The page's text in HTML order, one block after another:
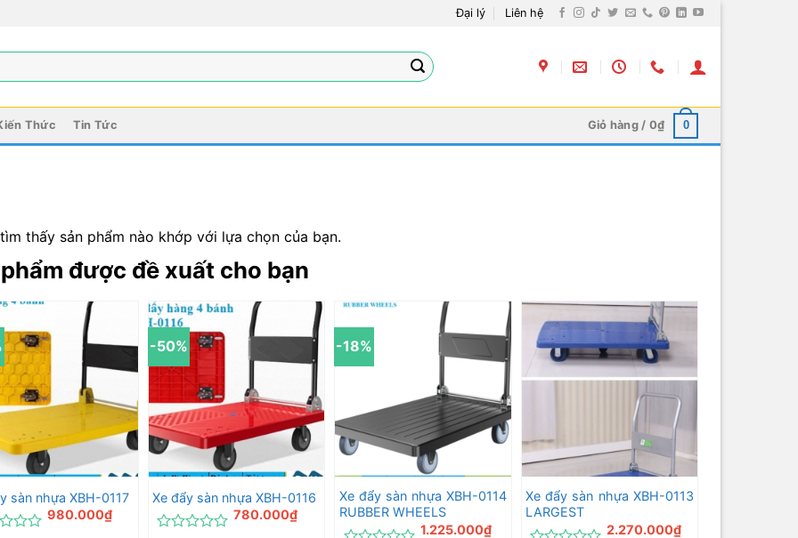
Đại lý Liên hệ
Thức Tin Tức Giỏ hàng / 0₫ 0
thấy sản phẩm nào khớp với lựa chọn của bạn.
được đề xuất cho bạn
sàn nhựa XBH-0117
980.000₫
-50%
Xe đẩy sàn nhựa XBH-0116
780.000₫
-18%
Xe đẩy sàn nhựa XBH-0114
RUBBER WHEELS
1.225.000₫
Xe đẩy sàn nhựa XBH-0113
LARGEST
2.270.000₫